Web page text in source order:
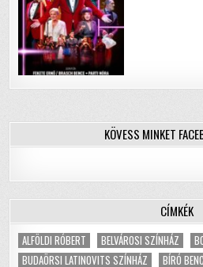
KÖVESS MINKET
CÍMKÉK
ALFÖLDI RÓBERT BELVÁROSI SZÍNHÁZ
BUDAÖRSI LATINOVITS SZÍNHÁZ
BÍRÓ